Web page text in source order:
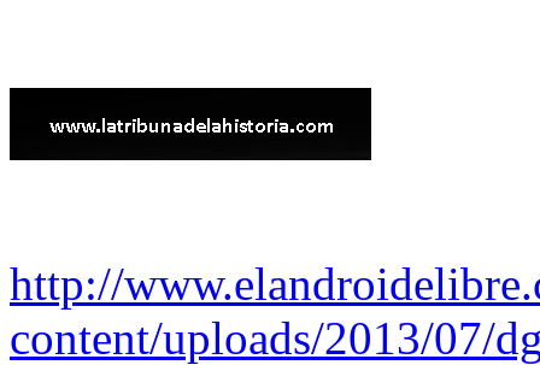
http://
content/uploads/2013/07/